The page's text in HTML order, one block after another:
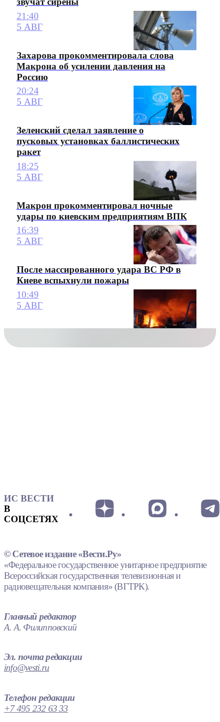
21:40
5 АВГ
Захарова прокомментировала слова
Макрона об усилении давления на
Россию
20:24
5 АВГ
Зеленский сделал заявление о
пусковых установках баллистических
ракет
18:25
5 АВГ
Макрон прокомментировал ночные
удары по киевским предприятиям ВПК
16:39
5 АВГ
После массированного удара ВС РФ в
Киеве вспыхнули пожары
10:49
5 АВГ
ИС ВЕСТИ
В
СОЦСЕТЯХ
© Сетевое издание «Вести.Ру»
«Федеральное государственное унитарное предприятие
Всероссийская государственная телевизионная и
радиовещательная компания» (ВГТРК).
Главный редактор
А. А. Филипповский
Эл. почта редакции
info@vesti.ru
Телефон редакции
+7 495 232 63 33